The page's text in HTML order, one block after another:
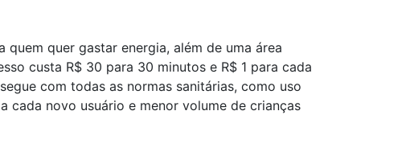
quer gastar energia, além de uma área
custa R$ 30 para 30 minutos e R$ 1 para cada
com todas as normas sanitárias, como uso
novo usuário e menor volume de crianças